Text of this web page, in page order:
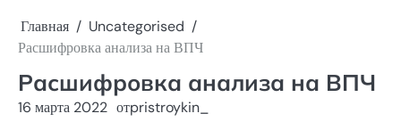
Главная
Uncategorised
Расшифровка анализа на ВПЧ
Расшифровка анализа на ВПЧ
16 марта 2022 отpristroykin_